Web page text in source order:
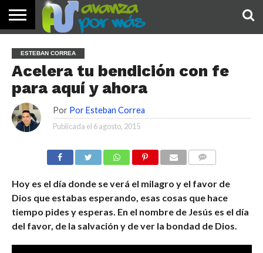
PALABRA
DE HOY
DEVOCIONALES
NOTICIAS
TESTIMONIOS
ORACIONES
SOBRE
NOSOTROS
IMÁGENES
ESTEBAN CORREA
Acelera tu bendición con fe
para aquí y ahora
Por Por Esteban Correa
Publicada el 6 agosto, 2015
Hoy es el día donde se verá el milagro y el favor de
Dios que estabas esperando, esas cosas que hace
tiempo pides y esperas. En el nombre de Jesús es el día
del favor, de la salvación y de ver la bondad de Dios.